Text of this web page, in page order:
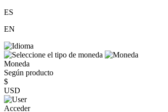
ES
EN
Moneda
Según producto
$
USD
Acceder